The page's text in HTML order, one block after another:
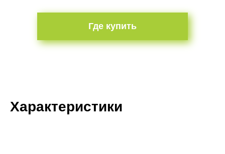
Где купить
Характеристики